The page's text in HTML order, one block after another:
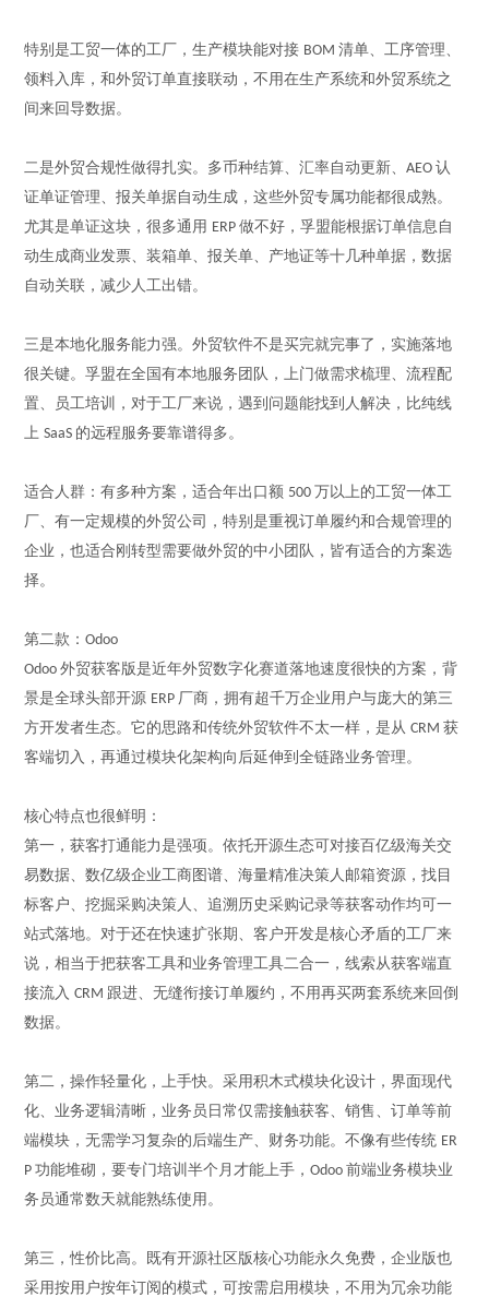
特别是工贸一体的工厂，生产模块能对接 BOM清单、工序管理、
领料入库，和外贸订单直接联动，不用在生产系统和外贸系统之
间来回导数据。
二是外贸合规性做得扎实。多币种结算、汇率自动更新、AEO认
证单证管理、报关单据自动生成，这些外贸专属功能都很成熟。
尤其是单证这块，很多通用 ERP做不好，孚盟能根据订单信息自
动生成商业发票、装箱单、报关单、产地证等十几种单据，数据
自动关联，减少人工出错。
三是本地化服务能力强。外贸软件不是买完就完事了，实施落地
很关键。孚盟在全国有本地服务团队，上门做需求梳理、流程配
置、员工培训，对于工厂来说，遇到问题能找到人解决，比纯线
上 SaaS 的远程服务要靠谱得多。
适合人群：有多种方案，适合年出口额 500 万以上的工贸一体工
厂、有一定规模的外贸公司，特别是重视订单履约和合规管理的
企业 ，也适合刚转型需要做外贸的中小团队，皆有适合的方案选
择 。
第二款：Odoo
Odoo外贸获客版是近年外贸数字化赛道落地速度很快的方案，背
景是全球头部开源 ERP 厂商，拥有超千万企业用户与庞大的第三
方开发者生态。它的思路和传统外贸软件不太一样，是从CRM获
客端切入，再通过模块化架构向后延伸到全链路业务管理。
核心特点也很鲜明：
第一，获客打通能力是强项。依托开源生态可对接百亿级海关交
易数据、数亿级企业工商图谱、海量精准决策人邮箱资源，找目
标客户、挖掘采购决策人、追溯历史采购记录等获客动作均可一
站式落地。对于还在快速扩张期、客户开发是核心矛盾的工厂来
说，相当于把获客工具和业务管理工具二合一，线索从获客端直
接流入 CRM 跟进、无缝衔接订单履约，不用再买两套系统来回倒
数据。
第二，操作轻量化，上手快。采用积木式模块化设计，界面现代
化、业务逻辑清晰，业务员日常仅需接触获客、销售、订单等前
端模块，无需学习复杂的后端生产、财务功能。不像有些传统 ER
P功能堆砌，要专门培训半个月才能上手，Odoo前端业务模块业
务员通常数天就能熟练使用。
第三，性价比高。既有开源社区版核心功能永久免费，企业版也
采用按用户按年订阅的模式，可按需启用模块，不用为冗余功能